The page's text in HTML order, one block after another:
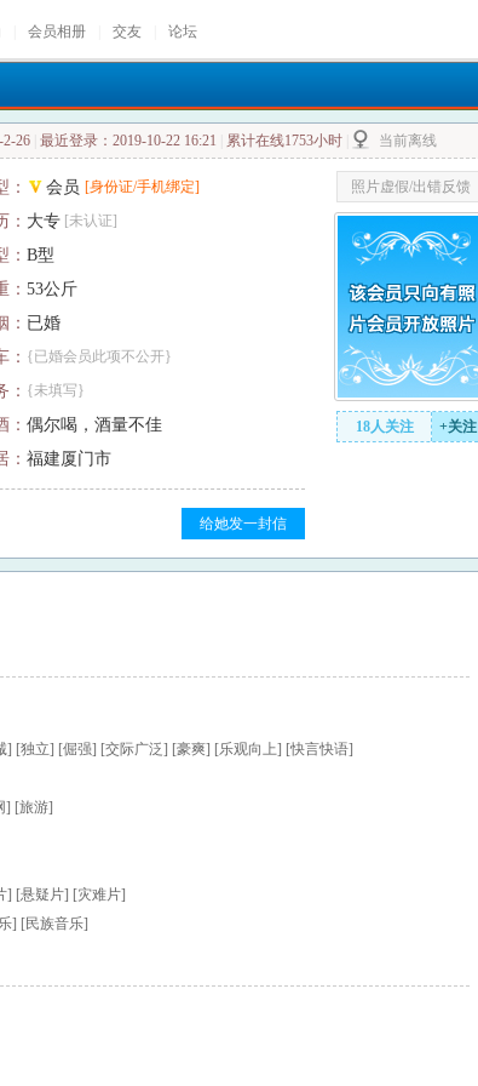
会员相册 交友 论坛
26 最近登录：2019-10-22 16:21 累计在线1753小时 当前离线
： 会员 [身份证/手机绑定]
： 大专 [未认证]
： B型
： 53公斤
： 已婚
： {已婚会员此项不公开}
： {未填写}
： 偶尔喝，酒量不佳
： 福建厦门市
给她发一封信
照片虚假/出错反馈
18人关注 +关注
[独立] [倔强] [交际广泛] [豪爽] [乐观向上] [快言快语]
] [旅游]
] [悬疑片] [灾难片]
] [民族音乐]